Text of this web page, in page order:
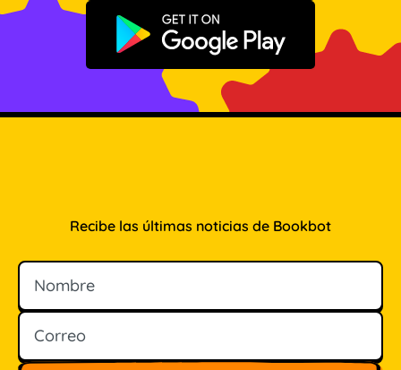
Disponible en Google Play
Recibe las últimas noticias de Bookbot
Nombre
Correo